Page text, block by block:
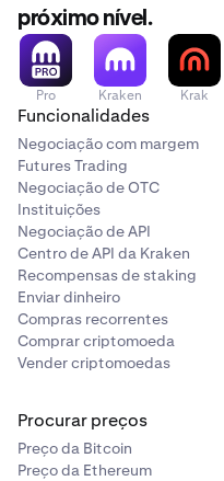
próximo nível.
Pro Kraken Krak
Funcionalidades
Negociação com margem
Futures Trading
Negociação de OTC
Instituições
Negociação de API
Centro de API da Kraken
Recompensas de staking
Enviar dinheiro
Compras recorrentes
Comprar criptomoeda
Vender criptomoedas
Procurar preços
Preço da Bitcoin
Preço da Ethereum